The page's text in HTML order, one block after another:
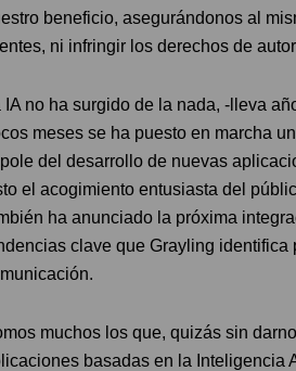
beneficio, asegurándonos al
ni infringir los derechos de
IA no ha surgido de la nada, -lleva
meses se ha puesto en marcha
pole del desarrollo de nuevas
el acogimiento entusiasta del
ha anunciado la próxima
clave que Grayling identifica
muchos los que, quizás sin
basadas en la Inteligencia